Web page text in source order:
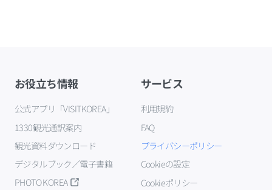
お役立ち情報
公式アプリ「VISITKOREA」
1330観光通訳案内
観光資料ダウンロード
デジタルブック／電子書籍
PHOTO KOREA
サービス
利用規約
FAQ
プライバシーポリシー
Cookieの設定
Cookieポリシー